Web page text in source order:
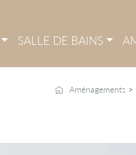
SALLE DE BAINS
Aménagements >